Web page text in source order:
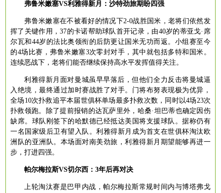
弗鲁米嫩塞VS利雅得新月：沙特劲旅期盼四强
弗鲁米嫩塞在不被看好的情况下2-0战胜国米，老将们依然发
挥了关键作用，37的卡诺帮助球队首开记录，由40岁的蒂亚戈·席
尔瓦和44岁的法比奥领衔的后防更让国米无功而返。小组赛至今
的4场比赛，弗鲁米嫩塞3次零封对手，其中就包括多特和国米。
连续恶战下，老将们能否继续保持高水平发挥值得关注。
利雅得新月面对曼城虽早早落后，但他们全力反击将曼城逼
入绝境，最终通过加时赛战胜了对手。门将布努表现极为优异，
全场 10次扑救追平本届世俱杯单场最多扑救次数，同时以4场23次
扑救领跑。除了提前报销的达瓦萨里外，哈桑·坦巴蒂也确定因伤
缺席。球队刚签下的哈默德已经抵达美国将支援球队。据称仍有
一名国家级后卫有望入队。利雅得新月成为首支在世俱杯淘汰欧
洲队的亚洲队。本场面对南美劲旅，利雅得新月期望能够再进一
步，打进四强。
帕尔梅拉斯VS切尔西：3年后再对决
上轮淘汰赛是巴甲内战，帕尔梅拉斯常规时间内与博塔弗戈